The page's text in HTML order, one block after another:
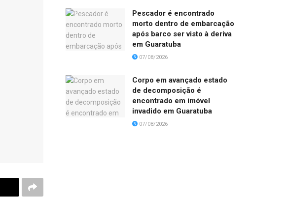
Pescador é encontrado
morto dentro de embarcação
após barco ser visto à deriva
em Guaratuba
07/08/2026
Corpo em avançado estado
de decomposição é
encontrado em imóvel
invadido em Guaratuba
07/08/2026